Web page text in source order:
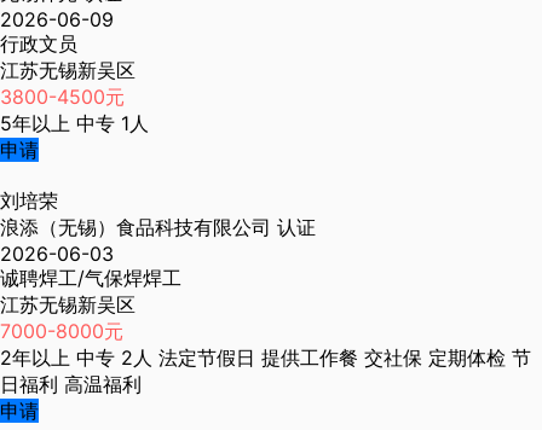
2026-06-09
行政文员
江苏无锡新吴区
3800-4500元
5年以上 中专 1人
申请
刘培荣
浪添（无锡）食品科技有限公司 认证
2026-06-03
诚聘焊工/气保焊焊工
江苏无锡新吴区
7000-8000元
2年以上 中专 2人 法定节假日 提供工作餐 交社保 定期体检 节
日福利 高温福利
申请